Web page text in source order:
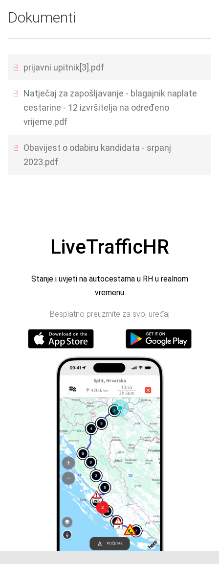
Dokumenti
prijavni upitnik[3].pdf
Natječaj za zapošljavanje - blagajnik naplate
cestarine - 12 izvršitelja na određeno
vrijeme.pdf
Obavijest o odabiru kandidata - srpanj
2023.pdf
LiveTrafficHR
Stanje i uvjeti na autocestama u RH u realnom
vremenu
Besplatno preuzmite za svoj uređaj